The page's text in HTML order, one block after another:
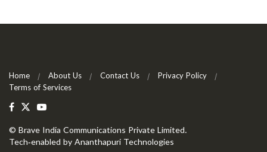
Home About Us Contact Us
Privacy Policy
Terms of Services
© Brave India Communications Private Limited.
Tech-enabled by Ananthapuri Technologies